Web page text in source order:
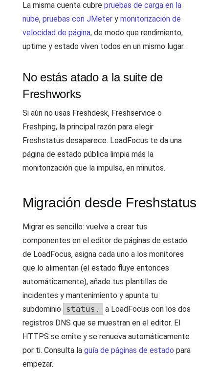
La misma cuenta cubre pruebas de carga en la
nube, pruebas con JMeter y monitorización de
velocidad de página, de modo que rendimiento,
uptime y estado viven todos en un mismo lugar.
No estás atado a la suite de
Freshworks
Si aún no usas Freshdesk, Freshservice o
Freshping, la principal razón para elegir
Freshstatus desaparece. LoadFocus te da una
página de estado pública limpia más la
monitorización que la impulsa, en minutos.
Migración desde Freshstatus
Migrar es sencillo: vuelve a crear tus
componentes en el editor de páginas de estado
de LoadFocus, asigna cada uno a los monitores
que lo alimentan (el estado fluye entonces
automáticamente), añade tus plantillas de
incidentes y mantenimiento y apunta tu
subdominio
status.
a LoadFocus con los dos
registros DNS que se muestran en el editor. El
HTTPS se emite y se renueva automáticamente
por ti. Consulta la guía de páginas de estado para
empezar.